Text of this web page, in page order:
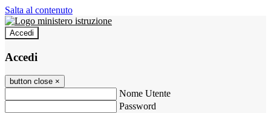
Salta al contenuto
Accedi
Accedi
button close ×
Nome Utente
Password